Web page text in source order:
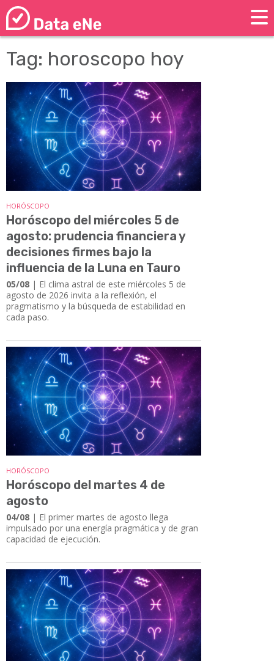
Tag: horoscopo hoy
HORÓSCOPO
Horóscopo del miércoles 5 de
agosto: prudencia financiera y
decisiones firmes bajo la
influencia de la Luna en Tauro
05/08 | El clima astral de este miércoles 5 de
agosto de 2026 invita a la reflexión, el
pragmatismo y la búsqueda de estabilidad en
cada paso.
HORÓSCOPO
Horóscopo del martes 4 de
agosto
04/08 | El primer martes de agosto llega
impulsado por una energía pragmática y de gran
capacidad de ejecución.